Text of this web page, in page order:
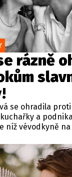
rázně
se ohradila
a
níž vévodkyně
s britským
v sídle Highgrove
Británii za